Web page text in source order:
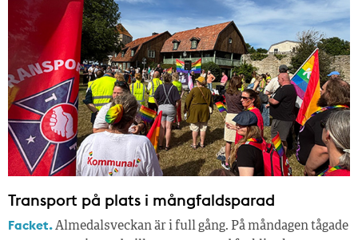
Transport på plats i mångfaldsparad
Facket.Almedalsveckan är i full gång. På måndagen tågade